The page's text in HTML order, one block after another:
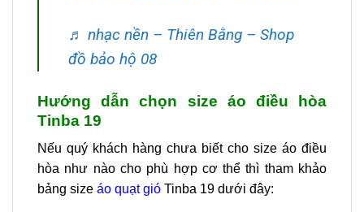
♬ nhạc nền – Thiên Bằng – Shop
đồ bảo hộ 08
Hướng dẫn chọn size áo điều hòa
Tinba 19
Nếu quý khách hàng chưa biết cho size áo điều
hòa như nào cho phù hợp cơ thể thì tham khảo
bảng size áo quạt gió Tinba 19 dưới đây: